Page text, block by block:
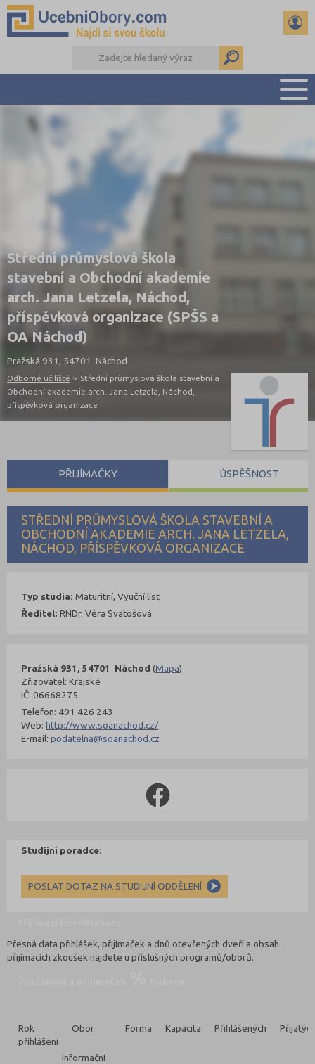
PŘEHLED ŠKOL
PŘÍPRAVA NA PŘIJÍMAČKY
DŮLEŽITÉ TERMÍNY
Střední průmyslová škola
stavební a Obchodní akademie
arch. Jana Letzela, Náchod,
příspěvková organizace (SPŠS a
OA Náchod)
Pražská 931, 54701 Náchod
Odborné učiliště > Střední průmyslová škola stavební a
Obchodní akademie arch. Jana Letzela, Náchod,
příspěvková organizace
STŘEDNÍ PRŮMYSLOVÁ ŠKOLA STAVEBNÍ A
OBCHODNÍ AKADEMIE ARCH. JANA LETZELA,
NÁCHOD, PŘÍSPĚVKOVÁ ORGANIZACE
Pražská 931, 54701 Náchod (Mapa)
Zřizovatel: Krajské
IČ: 06668275
Telefon: 491 426 243
Web:http://www.soanachod.cz/
E-mail:podatelna@soanachod.cz
Typ studia: Maturitní, Výuční list
Ředitel: RNDr. Věra Svatošová
Studijní poradce:
POSLAT DOTAZ NA STUDIJNÍ ODDĚLENÍ
PŘIJÍMAČKY ÚSPĚŠNOST
Přesná data přihlášek, přijímaček a dnů otevřených dveří a obsah
přijímacích zkoušek najdete u příslušných programů/oborů.
Rok
přihlášení
Obor Forma Kapacita Přihlášených
Informační